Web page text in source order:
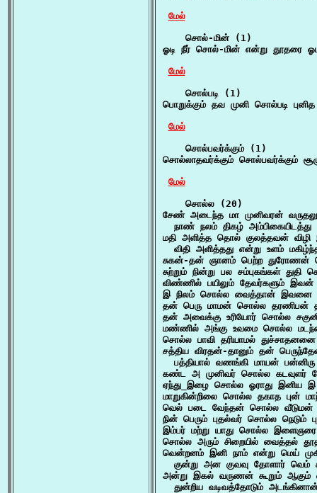
மேல்
    சொல்-மின் (1)
ஓடி நீர் சொல்-மின் என்று தூதரை
மேல்
    சொல்படி (1)
பொறுக்கும் தவ முனி சொல்படி
மேல்
    சொல்பவர்க்கும் (1)
சொல்லாதவர்க்கும் சொல்பவர்க்கும்
மேல்
    சொல்ல (20)
சேண் அடைந்த மா முனிவரன்
நாண் நலம் திகழ்
மதி அளித்த தொல் குலத்தவன்
விதி அளித்தது என்று உளம்
சுகன்-தன் ஞானம் பெற்ற துரோணன்
சுற்றும் நின்று பல சம்புகங்கள்
விண்ணில் பயிலும் தேவர்களும்
இ நிலம் சொல்ல வைத்தான் இவனை
தன் பெரு மாமன் சொல்ல தரணிபன்
தன் அவைக்கு உரியோர் சொல்ல
மண்ணில் அங்கு உவமை சொல்ல
சொல்ல பாவி தரியாமல்
சத்திய விரதன்-தானும் தன்
பத்தியால் வணங்கி மாயன் பன்னிரு
கண்ட அ முனிவர் சொல்ல கடவுளர்
ஏந்து_இழை சொல்ல ஓராது இனிய
மாறுகின்றிலை சொல்ல தகாத புன்
வெல் படை வேந்தன் சொல்ல வீடுமன்
நின் பெரும் புதல்வர் சொல்ல நெடும்
இம்பர் மற்று யாது சொல்ல
சொல்ல அரும் சிறையில் வைத்தல்
வென்றனம் இனி நாம் என்று மெய்
குன்று அன குவவு தோளார் வெம்
அன்று இகல் வருணன் கூறும் ஆகும்
துன்றிய வடிவத்தோடும்